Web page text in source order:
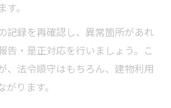
。
記録を再確認し、異常箇所があれ
告・是正対応を行いましょう。こ
、法令順守はもちろん、建物利用
ります。